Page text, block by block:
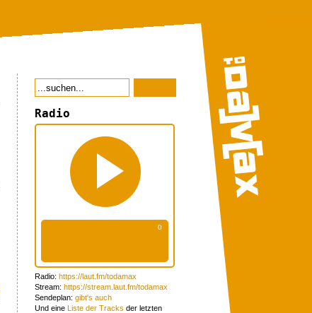
Radio
Radio: https://laut.fm/todamax
Stream: https://stream.laut.fm/todamax
Sendeplan: gibt's auch
Und eine Liste der Tracks der letzten